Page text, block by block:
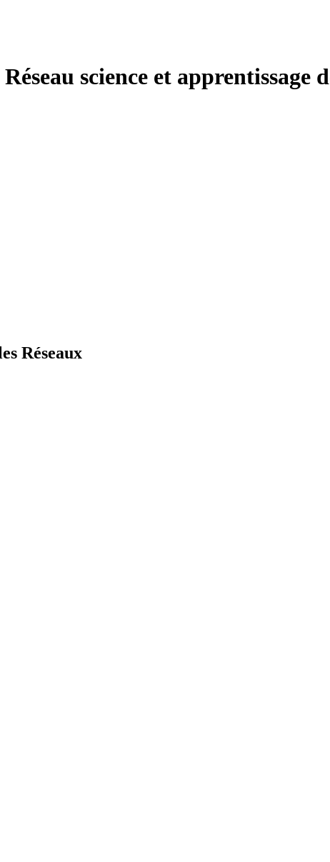
Réseau science et apprentissage
Réseaux